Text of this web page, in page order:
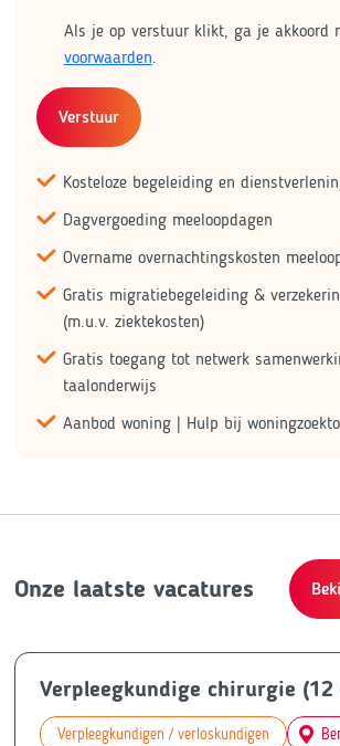
Als je op verstuur klikt, ga je akkoord
voorwaarden.
Verstuur
Kosteloze begeleiding en
Dagvergoeding meeloopdagen
Overname overnachtingskosten
Gratis migratiebegeleiding &
(m.u.v. ziektekosten)
Gratis toegang tot netwerk
taalonderwijs
Aanbod woning | Hulp bij
Onze laatste vacatures
Verpleegkundige chirurgie
Verpleegkundigen / verloskundigen